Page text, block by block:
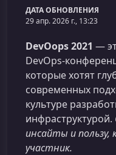
ДАТА ОБНОВЛЕНИЯ
29 апр. 2026 г., 13:23
DevOops 2021 —
которые хотят
современных
культуре
инфраструктурой.
инсайты и
участник.